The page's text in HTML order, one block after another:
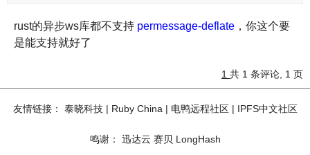
rust的异步ws库都不支持 permessage-deflate ，你这个要
是能支持就好了
1 共 1 条评论, 1 页
友情链接： 泰晓科技| Ruby China| 电鸭远程社区| IPFS中文社区
鸣谢： 迅达云 赛贝 LongHash